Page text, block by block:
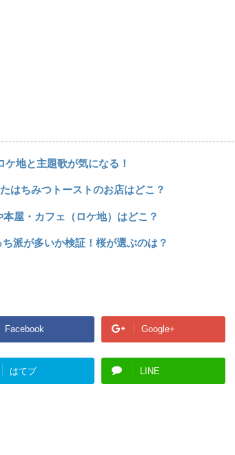
ケ地と主題歌が気になる！
はちみつトーストのお店はどこ？
屋・カフェ（ロケ地）はどこ？
派が多いか検証！桜が選ぶのは？
Facebook Google+
はてブ LINE